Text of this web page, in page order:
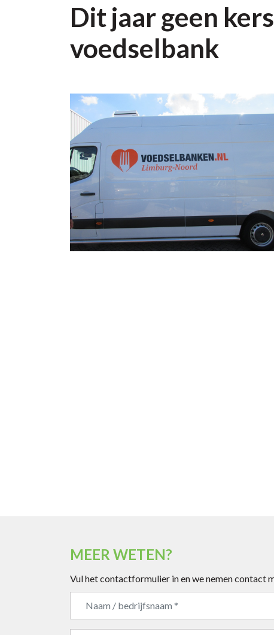
Dit jaar geen
voedselbank
MEER WETEN?
Vul het contactformulier in en we nemen contact